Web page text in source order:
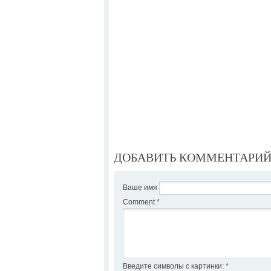
ДОБАВИТЬ КОММЕНТАРИЙ
Ваше имя
Comment *
Введите символы с картинки: *